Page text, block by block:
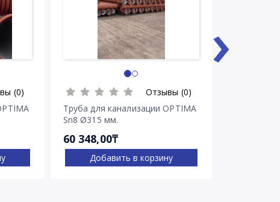
(0)
Отзывы (0)
Труба для канализации OPTIMA
Sn8 Ø315 мм.
60 348,00₸
Добавить в корзину
›